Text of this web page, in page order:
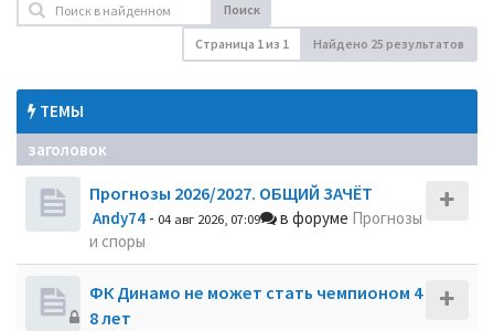
Поиск
Страница 1из 1 Найдено 25 результатов
ТЕМЫ
заголовок
Прогнозы 2026/2027. ОБЩИЙ ЗАЧЁТ
Andy74 - 04 авг 2026, 07:09 в форуме Прогнозы
и споры
ФК Динамо не может стать чемпионом 4
8 лет